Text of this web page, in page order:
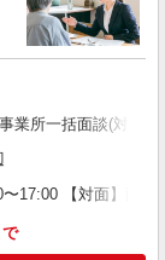
業所一括面談(対
〜17:00 【対面】面